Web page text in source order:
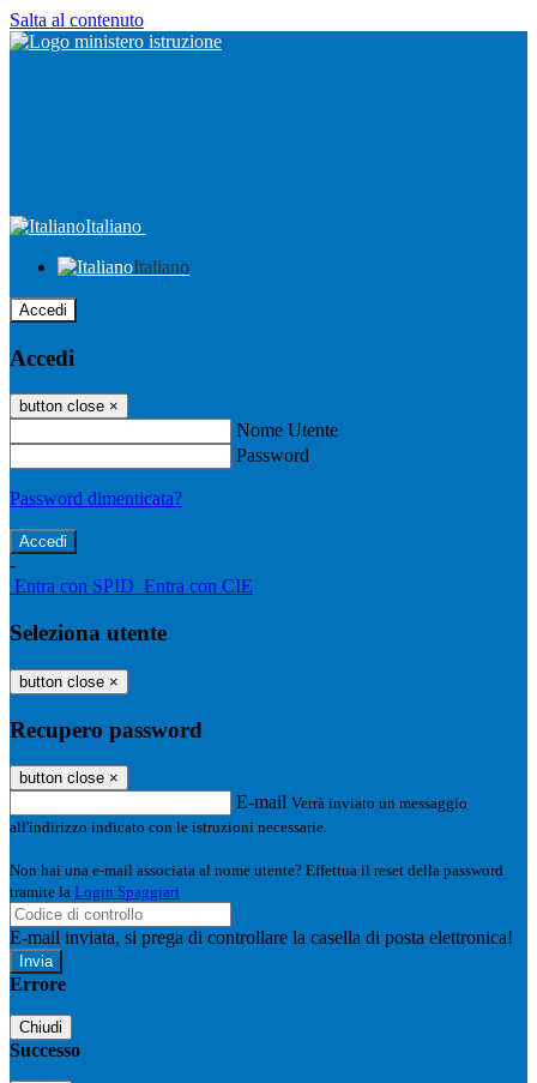
Salta al contenuto
Italiano
Italiano
Accedi
Accedi
button close ×
Nome Utente
Password
Password dimenticata?
-
Entra con SPID Entra con CIE
Seleziona utente
button close ×
Recupero password
button close ×
E-mail Verrà inviato un messaggio
all'indirizzo indicato con le istruzioni necessarie.
Non hai una e-mail associata al nome utente? Effettua il reset della password
tramite la Login Spaggiari
E-mail inviata, si prega di controllare la casella di posta elettronica!
Errore
Chiudi
Successo